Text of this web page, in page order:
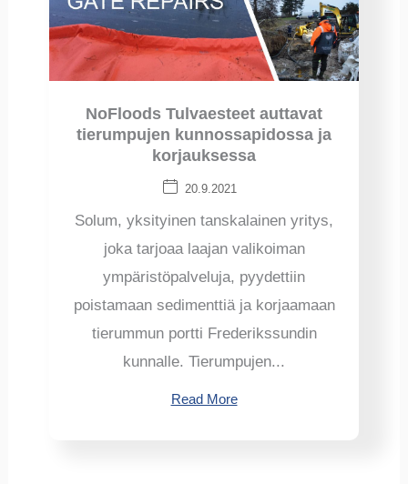
NoFloods Tulvaesteet auttavat
tierumpujen kunnossapidossa ja
korjauksessa
20.9.2021
Solum, yksityinen tanskalainen yritys,
joka tarjoaa laajan valikoiman
ympäristöpalveluja, pyydettiin
poistamaan sedimenttiä ja korjaamaan
tierummun portti Frederikssundin
kunnalle. Tierumpujen...
Read More